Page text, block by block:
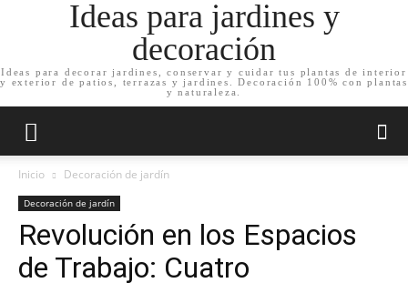
Ideas para jardines y
decoración
Ideas para decorar jardines, conservar y cuidar tus plantas de interior
y exterior de patios, terrazas y jardines. Decoración 100% con plantas
y naturaleza.
Inicio Decoración de jardín
Decoración de jardín
Revolución en los Espacios
de Trabajo: Cuatro